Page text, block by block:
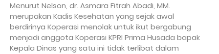
Menurut Nelson, dr. Asmara Fitrah Abadi, MM.
merupakan Kadis Kesehatan yang sejak awal
berdirinya Koperasi menolak untuk ikut bergabung
menjadi anggota Koperasi KPRI Prima Husada bapak
Kepala Dinas yang satu ini tidak terlibat dalam